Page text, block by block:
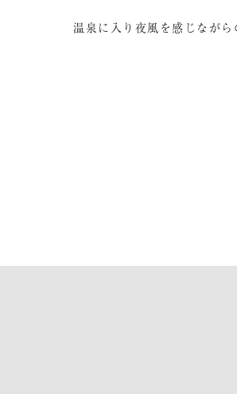
温泉に入り夜風を感じながら